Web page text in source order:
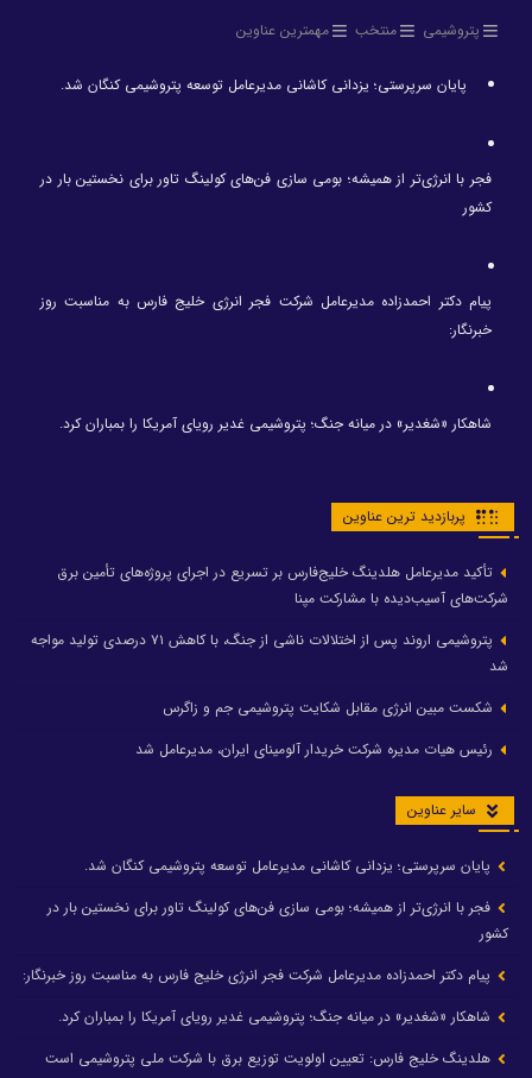
پتروشیمی منتخب مهمترین عناوین
پایان سرپرستی؛ یزدانی کاشانی مدیرعامل توسعه پتروشیمی کنگان شد.
فجر با انرژی‌تر از همیشه؛ بومی سازی فن‌های کولینگ تاور برای نخستین بار در
کشور
پیام دکتر احمدزاده مدیرعامل شرکت فجر انرژی خلیج فارس به مناسبت روز
خبرنگار:
شاهکار «شغدیر» در میانه جنگ؛ پتروشیمی غدیر رویای آمریکا را بمباران کرد.
پربازدید ترین عناوین
تأکید مدیرعامل هلدینگ خلیج‌فارس بر تسریع در اجرای پروژه‌های تأمین برق
شرکت‌های آسیب‌دیده با مشارکت مپنا
پتروشیمی اروند پس از اختلالات ناشی از جنگ، با کاهش ۷۱ درصدی تولید مواجه
شد
شکست مبین انرژی مقابل شکایت پتروشیمی جم و زاگرس
رئیس هیات مدیره شرکت خریدار آلومینای ایران، مدیرعامل شد
سایر عناوین
پایان سرپرستی؛ یزدانی کاشانی مدیرعامل توسعه پتروشیمی کنگان شد.
فجر با انرژی‌تر از همیشه؛ بومی سازی فن‌های کولینگ تاور برای نخستین بار در
کشور
پیام دکتر احمدزاده مدیرعامل شرکت فجر انرژی خلیج فارس به مناسبت روز خبرنگار:
شاهکار «شغدیر» در میانه جنگ؛ پتروشیمی غدیر رویای آمریکا را بمباران کرد.
هلدینگ خلیج فارس: تعیین اولویت توزیع برق با شرکت ملی پتروشیمی است